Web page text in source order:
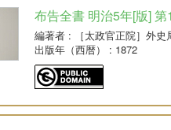
布告全書 明治5年[版] 第
編著者 : ［太政官正院］外史
出版年（西暦）
: 1872